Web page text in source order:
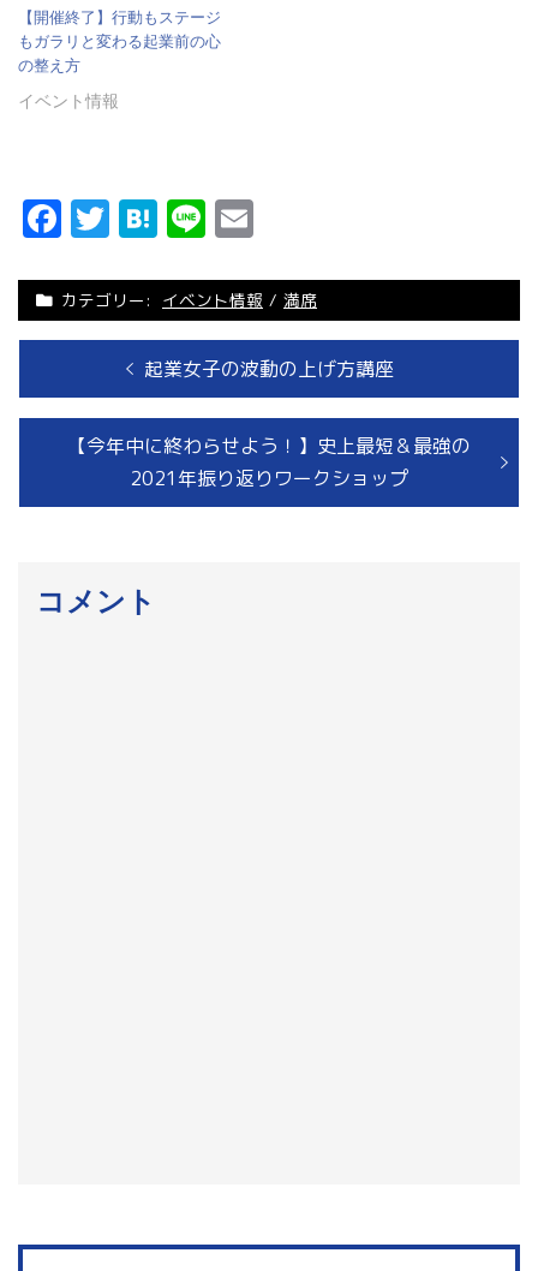
【開催終了】行動もステージ
もガラリと変わる起業前の心
の整え方
イベント情報
Facebook
Twitter
Hatena
Line
カテゴリー: イベント情報 / 満席
ゲ
過
去
の
投
起業女子の波動の上げ方講座
次
投
【今年中に終わらせよう！】史上最短＆最強の
2021年振り返りワークショップ
コメント